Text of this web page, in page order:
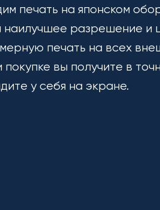
печать на японском
наилучшее разрешение и
печать на всех
вы получите в
у себя на экране.